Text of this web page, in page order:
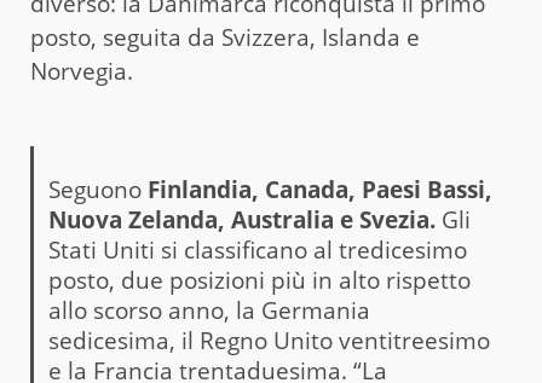
posto, seguita da Svizzera, Islanda e
Norvegia.
Seguono Finlandia, Canada, Paesi Bassi,
Nuova Zelanda, Australia e Svezia.Gli
Stati Uniti si classificano al tredicesimo
posto, due posizioni più in alto rispetto
allo scorso anno, la Germania
sedicesima, il Regno Unito ventitreesimo
e la Francia trentaduesima. “La